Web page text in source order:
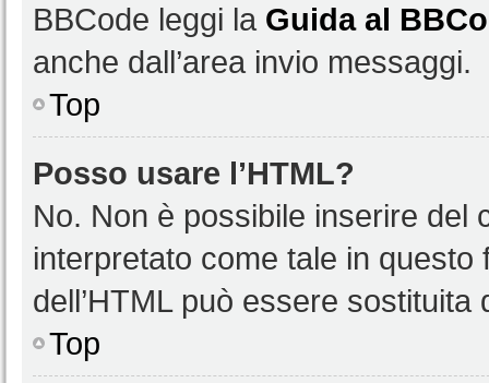
BBCode leggi la Guida al
anche dall’area invio messaggi.
Top
Posso usare l’HTML?
No. Non è possibile inserire del
interpretato come tale in
dell’HTML può essere sostituita
Top